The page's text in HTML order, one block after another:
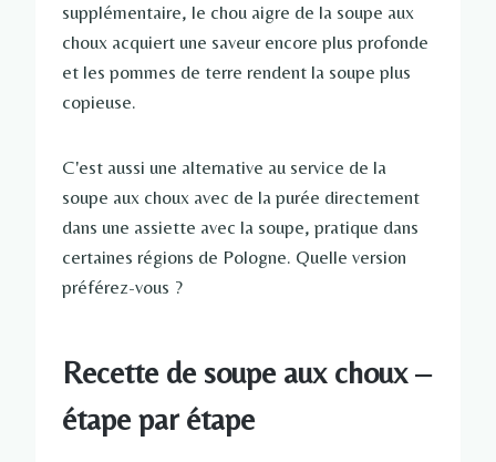
supplémentaire, le chou aigre de la soupe aux
choux acquiert une saveur encore plus profonde
et les pommes de terre rendent la soupe plus
copieuse.
C'est aussi une alternative au service de la
soupe aux choux avec de la purée directement
dans une assiette avec la soupe, pratique dans
certaines régions de Pologne. Quelle version
préférez-vous ?
Recette de soupe aux choux –
étape par étape